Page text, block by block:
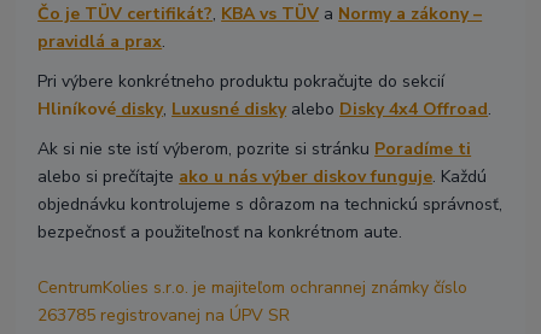
Čo je TÜV certifikát?, KBA vs TÜV a Normy a zákony –
pravidlá a prax.
Pri výbere konkrétneho produktu pokračujte do sekcií
Hliníkové disky, Luxusné diskyalebo Disky 4x4 Offroad.
Ak si nie ste istí výberom, pozrite si stránku Poradíme ti
alebo si prečítajte ako u nás výber diskov funguje. Každú
objednávku kontrolujeme s dôrazom na technickú správnosť,
bezpečnosť a použiteľnosť na konkrétnom aute.
CentrumKolies s.r.o. je majiteľom ochrannej známky číslo
263785 registrovanej na ÚPV SR